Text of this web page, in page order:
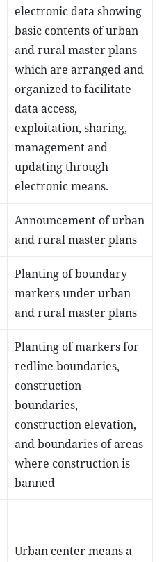
electronic data showing
basic contents of urban
and rural master plans
which are arranged and
organized to facilitate
data access,
exploitation, sharing,
management and
updating through
electronic means.
Announcement of urban
and rural master plans
Planting of boundary
markers under urban
and rural master plans
Planting of markers for
redline boundaries,
construction
boundaries,
construction elevation,
and boundaries of areas
where construction is
banned
Urban center means a